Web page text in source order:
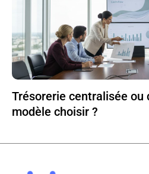
Trésorerie centralisée ou
modèle choisir ?